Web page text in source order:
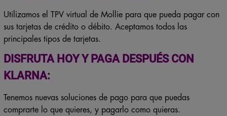
Utilizamos el TPV virtual de Mollie para que pueda pagar con
sus tarjetas de crédito o débito. Aceptamos todos las
principales tipos de tarjetas.
DISFRUTA HOY Y PAGA DESPUÉS CON
KLARNA:
Tenemos nuevas soluciones de pago para que puedas
comprarte lo que quieres, y pagarlo como quieras.